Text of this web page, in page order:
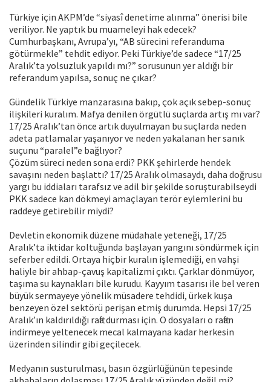
Türkiye için AKPM’de “siyasî denetime alınma” önerisi bile
veriliyor. Ne yaptık bu muameleyi hak edecek?
Cumhurbaşkanı, Avrupa’yı, “AB sürecini referanduma
götürmekle” tehdit ediyor. Peki Türkiye’de sadece “17/25
Aralık’ta yolsuzluk yapıldı mı?” sorusunun yer aldığı bir
referandum yapılsa, sonuç ne çıkar?
Gündelik Türkiye manzarasına bakıp, çok açık sebep-sonuç
ilişkileri kuralım. Mafya denilen örgütlü suçlarda artış mı var?
17/25 Aralık’tan önce artık duyulmayan bu suçlarda neden
adeta patlamalar yaşanıyor ve neden yakalanan her sanık
suçunu “paralel”e bağlıyor?
Çözüm süreci neden sona erdi? PKK şehirlerde hendek
savaşını neden başlattı? 17/25 Aralık olmasaydı, daha doğrusu
yargı bu iddiaları tarafsız ve adil bir şekilde soruşturabilseydi
PKK sadece kan dökmeyi amaçlayan terör eylemlerini bu
raddeye getirebilir miydi?
Devletin ekonomik düzene müdahale yeteneği, 17/25
Aralık’ta iktidar koltuğunda başlayan yangını söndürmek için
seferber edildi. Ortaya hiçbir kuralın işlemediği, en vahşi
haliyle bir ahbap-çavuş kapitalizmi çıktı. Çarklar dönmüyor,
taşıma su kaynakları bile kurudu. Kayyım tasarısı ile bel veren
büyük sermayeye yönelik müsadere tehdidi, ürkek kuşa
benzeyen özel sektörü perişan etmiş durumda. Hepsi 17/25
Aralık’ın kaldırıldığı rafta durması için. O dosyaları o raftan
indirmeye yeltenecek mecal kalmayana kadar herkesin
üzerinden silindir gibi geçilecek.
Medyanın susturulması, basın özgürlüğünün tepesinde